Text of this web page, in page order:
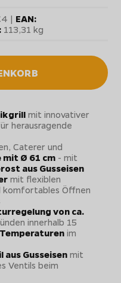
| EAN:
113,31 kg
mit innovativer
herausragende
Caterer und
mit Ø 61 cm - mit
aus Gusseisen
mit flexiblen
komfortables Öffnen
von ca.
innerhalb 15
im
aus Gusseisen mit
Ventils beim